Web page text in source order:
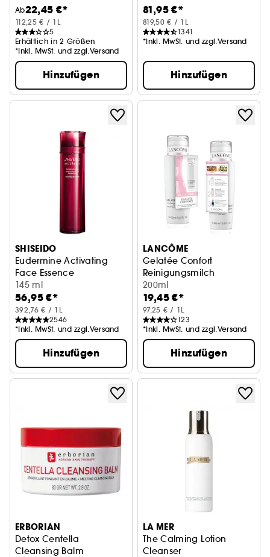
Ab22,45 €*
112,25 € / 1L
5
Erhältlich in 2 Größen
*Inkl. MwSt. und zzgl.Versand
Hinzufügen
81,95 €*
819,50 € / 1L
1341
*Inkl. MwSt. und zzgl.Versand
Hinzufügen
SHISEIDO
Eudermine Activating
Face Essence
145 ml
56,95 €*
392,76 € / 1L
2546
*Inkl. MwSt. und zzgl.Versand
Hinzufügen
LANCÔME
Gelatée Confort
Reinigungsmilch
200ml
19,45 €*
97,25 € / 1L
123
*Inkl. MwSt. und zzgl.Versand
Hinzufügen
ERBORIAN
Detox Centella
Cleansing Balm
LA MER
The Calming Lotion
Cleanser